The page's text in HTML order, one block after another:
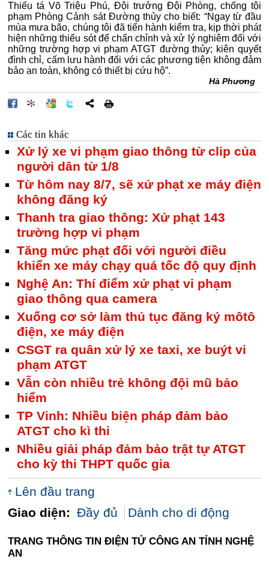
Thiếu tá Võ Triệu Phú, Đội trưởng Đội Phòng, chống tội
phạm Phòng Cảnh sát Đường thủy cho biết: “Ngay từ đầu
mùa mưa bão, chúng tôi đã tiến hành kiểm tra, kịp thời phát
hiện những thiếu sót để chấn chỉnh và xử lý nghiêm đối với
những trường hợp vi phạm ATGT đường thủy; kiên quyết
đình chỉ, cấm lưu hành đối với các phương tiện không đảm
bảo an toàn, không có thiết bị cứu hộ”.
Hà Phương
Các tin khác
Xử lý xe vi phạm giao thông từ clip của
người dân từ 1/8
Từ hôm nay 8/7, sẽ xử phạt xe máy điện
không đăng ký
Thanh tra giao thông: Xử phạt 143
trường hợp vi phạm
Tăng mức phạt đối với người điều
khiển xe máy chạy quá tốc độ quy định
Nghệ An: Thí điểm xử phạt vi phạm
giao thông qua camera
Xuống cơ sở làm thủ tục đăng ký môtô
điện, xe máy điện
CSGT ra quân xử lý xe taxi, xe buýt vi
phạm ATGT
Vẫn còn nhiều trẻ không đội mũ bảo
hiểm
TP Vinh: Nhiều biện pháp đảm bảo
ATGT cho kì thi
Nhiều giải pháp đảm bảo trật tự ATGT
cho kỳ thi THPT quốc gia
Lên đầu trang
Giao diện: Đầy đủ Dành cho di động
TRANG THÔNG TIN ĐIỆN TỬ CÔNG AN TỈNH NGHỆ
AN